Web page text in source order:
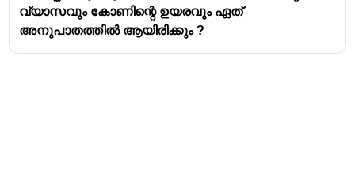
വ്യാസവും കോണിന്റെ ഉയരവും ഏത്
അനുപാതത്തിൽ ആയിരിക്കും ?